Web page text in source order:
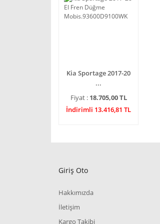
Kia Sportage 2017-20
...
Fiyat : 18.705,00 TL
İndirimli 13.416,81 TL
Giriş Oto
Hakkımızda
İletişim
Kargo Takibi